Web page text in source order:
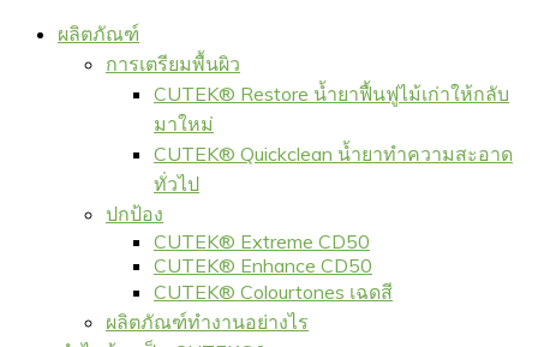
ผลิตภัณฑ์
การเตรียมพื้นผิว
CUTEK® Restore น้ำยาฟื้นฟูไม้เก่าให้กลับ
มาใหม่
CUTEK® Quickclean น้ำยาทำความสะอาด
ทั่วไป
ปกป้อง
CUTEK® Extreme CD50
CUTEK® Enhance CD50
CUTEK® Colourtones เฉดสี
ผลิตภัณฑ์ทำงานอย่างไร